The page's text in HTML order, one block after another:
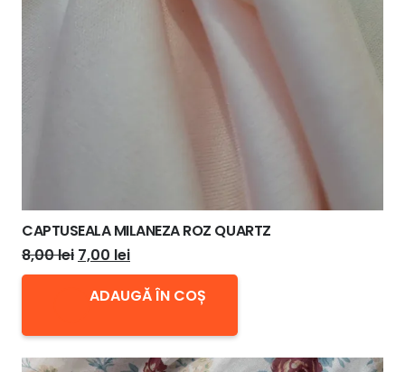
CAPTUSEALA MILANEZA ROZ QUARTZ
8,00lei Prețul
inițial
8,00 lei.
7,00 leiPrețul
curent
este:
ADAUGĂ ÎN COȘ